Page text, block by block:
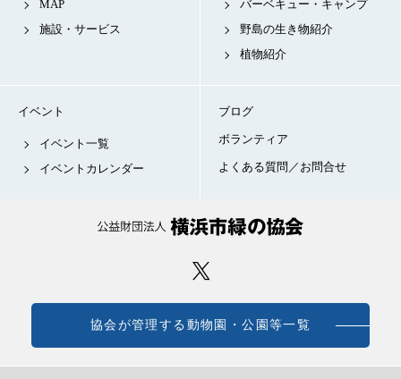
MAP
施設・サービス
バーベキュー・キャンプ
野島の生き物紹介
植物紹介
イベント
イベント一覧
イベントカレンダー
ブログ
ボランティア
よくある質問／お問合せ
協会が管理する動物園・公園等一覧